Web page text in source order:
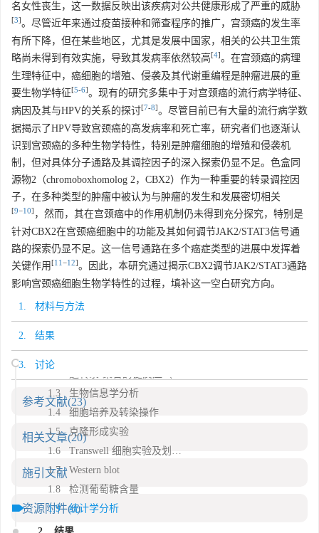
名女性丧生，这一数据反映出该疾病对公共健康形成了严重的威胁
[3]。尽管近年来通过疫苗接种和筛查程序的推广，宫颈癌的发生率
有所下降，但在某些地区，尤其是发展中国家，相关的公共卫生策
略尚未得到有效实施，导致其发病率依然较高[4]。在宫颈癌的病理
生理特征中，癌细胞的增殖、侵袭及其代谢重编程是肿瘤进展的重
要生物学特征[5-6]。现有的研究多集中于对宫颈癌的流行病学特征、
病因及其与HPV的关系的探讨[7-8]。尽管目前已有大量的流行病学数
据揭示了HPV导致宫颈癌的高发病率和死亡率，研究者们也逐渐认
识到宫颈癌的多种生物学特性，特别是肿瘤细胞的增殖和侵袭机
制，但对具体分子通路及其调控因子的深入探索仍显不足。色盒同
源物2（chromoboxhomolog 2，CBX2）作为一种重要的转录调控因
子，在多种类型的肿瘤中被认为与肿瘤的发生和发展密切相关
[9−10] ，然而，其在宫颈癌中的作用机制仍未得到充分探究，特别是
针对CBX2在宫颈癌细胞中的功能及其如何调节JAK2/STAT3信号通
路的探索仍显不足。这一信号通路在多个癌症类型的进展中发挥着
关键作用 [11 −12]。因此，本研究通过揭示CBX2调节JAK2/STAT3通路
影响宫颈癌细胞生物学特性的过程，填补这一空白研究方向。
1. 材料与方法
2. 结果
3. 讨论
参考文献(23)
相关文章(20)
施引文献
资源附件(0)
1. 材料与方法
1.3 生物信息学分析
1.4 细胞培养及转染操作
1.5 克隆形成实验
1.6 Transwell 细胞实验及划痕实验评估细胞转移能力
1.7 Western blot
1.8 检测葡萄糖含量
1.9 统计学分析